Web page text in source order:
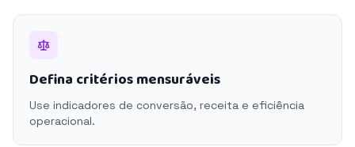
Defina critérios mensuráveis
Use indicadores de conversão, receita e eficiência
operacional.